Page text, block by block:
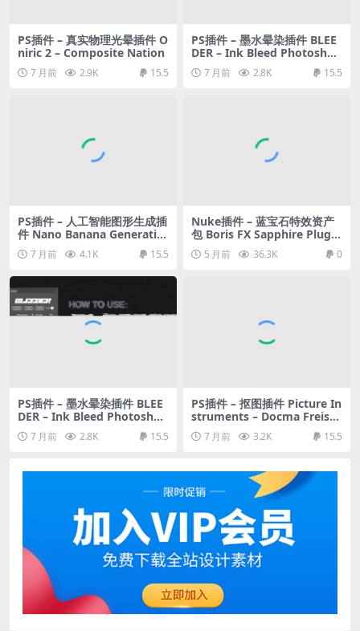
PS插件 – 真实物理光晕插件 O
niric 2 – Composite Nation
7 月前 2.9K 15.5
PS插件 – 墨水晕染插件 BLEE
DER – Ink Bleed Photoshop
Plugin / Non-Destructive I
nk Bleed
7 月前 2.8K 15.5
PS插件 – 人工智能图形生成插
件 Nano Banana Generativ
e Fill for Photoshop
7 月前 4.1K 15.5
Nuke插件 – 蓝宝石特效资产
包 Boris FX Sapphire Plug-I
ns 5 月前 36.3K 0
PS插件 – 墨水晕染插件 BLEE
DER – Ink Bleed Photoshop
Plugin / Non-Destructive I
nk Bleed
7 月前 2.8K 15.5
PS插件 – 抠图插件 Picture In
struments – Docma Freiste
llen v2.1.0 Win/Mac
7 月前 3.2K 15.5